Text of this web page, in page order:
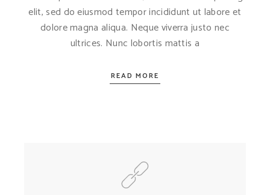
elit, sed do eiusmod tempor incididunt ut labore et
dolore magna aliqua. Neque viverra justo nec
ultrices. Nunc lobortis mattis a
READ MORE